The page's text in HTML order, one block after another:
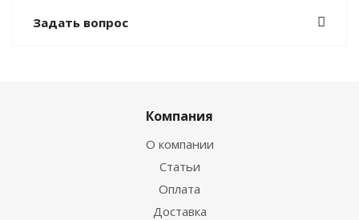
Задать вопрос
Компания
О компании
Статьи
Оплата
Доставка